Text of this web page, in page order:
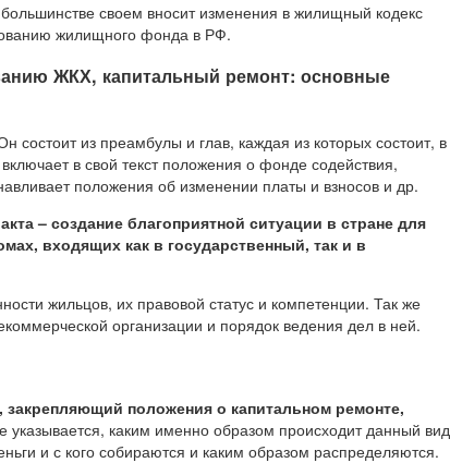
своем вносит изменения в жилищный кодекс
жилищного фонда в РФ.
ЖКХ, капитальный ремонт: основные
состоит из преамбулы и глав, каждая из которых состоит, в
в свой текст положения о фонде содействия,
положения об изменении платы и взносов и др.
– создание благоприятной ситуации в стране для
входящих как в государственный, так и в
жильцов, их правовой статус и компетенции. Так же
организации и порядок ведения дел в ней.
положения о капитальном ремонте,
указывается, каким именно образом происходит данный вид
и с кого собираются и каким образом распределяются.